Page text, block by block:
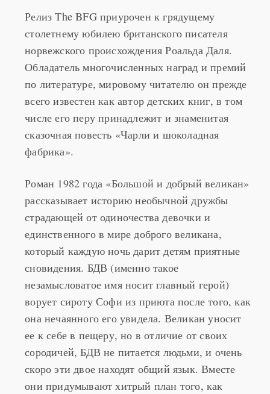
Релиз The BFG приурочен к грядущему
столетнему юбилею британского писателя
норвежского происхождения Роальда Даля.
Обладатель многочисленных наград и премий
по литературе, мировому читателю он прежде
всего известен как автор детских книг, в том
числе его перу принадлежит и знаменитая
сказочная повесть «Чарли и шоколадная
Роман 1982 года «Большой и добрый великан»
рассказывает историю необычной дружбы
страдающей от одиночества девочки и
единственного в мире доброго великана,
который каждую ночь дарит детям приятные
сновидения. БДВ (именно такое
незамысловатое имя носит главный герой)
ворует сироту Софи из приюта после того, как
она нечаянного его увидела. Великан уносит
ее к себе в пещеру, но в отличие от своих
сородичей, БДВ не питается людьми, и очень
скоро эти двое находят общий язык. Вместе